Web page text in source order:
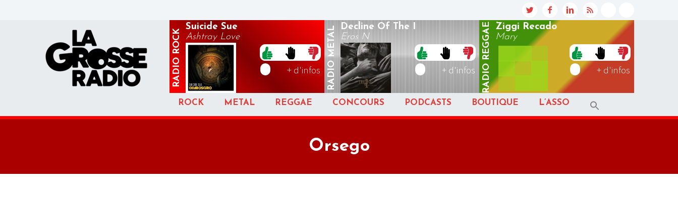
RADIO
ROCK
Suicide Sue
Ashtray Love
+ d'infos RADIO
METAL Decline Of The I
Eros N
+ d'infos RADIO
REGGAE
Ziggi Recado
Mary
+ d'infos
ROCK METAL REGGAE CONCOURS PODCASTS BOUTIQUE L’ASSO
Orsego